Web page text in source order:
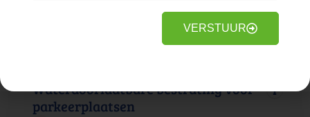
Faciliteiten: Elektrische apparatuur
Waterdoorlaatbare bestrating voor
parkeerplaatsen
VERSTUUR